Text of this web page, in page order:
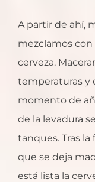
A partir de ahí,
mezclamos
cerveza.
temperaturas y
momento de
de la levadura
tanques. Tras
que se deja
está lista la